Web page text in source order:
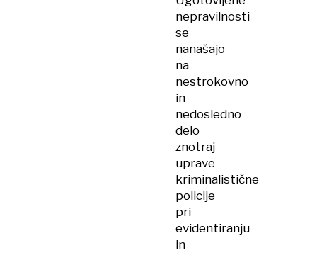
nepravilnosti
se
nanašajo
na
nestrokovno
in
nedosledno
delo
znotraj
uprave
kriminalistične
policije
pri
evidentiranju
in